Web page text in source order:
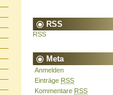
RSS
RSS
Meta
Anmelden
Einträge RSS
Kommentare RSS